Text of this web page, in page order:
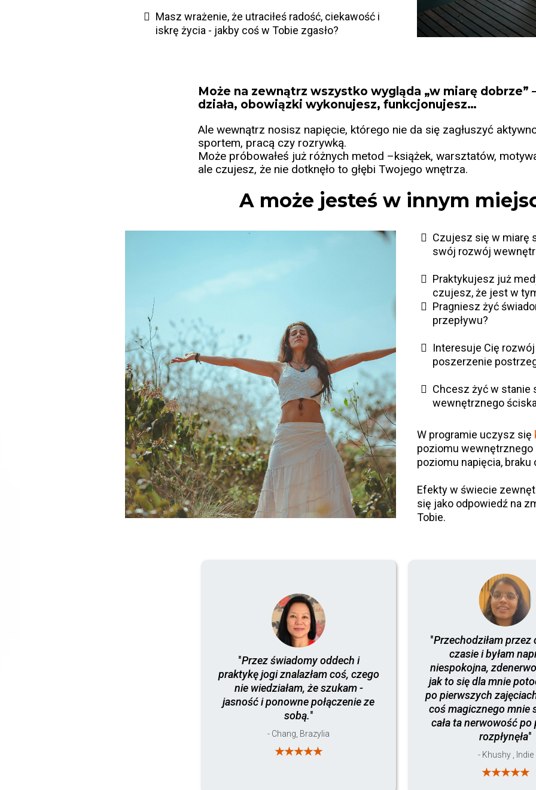
Masz wrażenie, że utraciłeś radość, ciekawość i
iskrę życia - jakby coś w Tobie zgasło?
Może na zewnątrz wszystko wygląda „w miarę dobrze”
działa, obowiązki wykonujesz, funkcjonujesz…
Ale wewnątrz nosisz napięcie, którego nie da się zagłuszyć
sportem, pracą czy rozrywką.
Może próbowałeś już różnych metod –książek, warsztatów,
ale czujesz, że nie dotknęło to głębi Twojego wnętrza.
A może jesteś w innym
Czujesz się w miarę
swój rozwój
Praktykujesz już
czujesz, że jest w
Pragniesz żyć
przepływu?
Interesuje Cię
poszerzenie
Chcesz żyć w stanie
wewnętrznego
W programie uczysz się
poziomu wewnętrznego
poziomu napięcia, braku
Efekty w świecie
się jako odpowiedź na
Tobie.
"Przez świadomy oddech i
praktykę jogi znalazłam coś, czego
nie wiedziałam, że szukam -
jasność i ponowne połączenie ze
sobą."
- Chang, Brazylia
★★★★★
"Przechodziłam przez
czasie i byłam
niespokojna,
jak to się dla mnie
po pierwszych
coś magicznego mnie
cała ta nerwowość po
rozpłynęła"
- Khushy , Indie
★★★★★